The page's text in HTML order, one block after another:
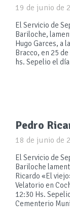
19 de junio de
El Servicio de
Bariloche,
Hugo Garces, a
Bracco, en 25
hs. Sepelio el
Pedro
18 de junio de
El Servicio de
Bariloche
Ricardo «El
Velatorio en
12:30 Hs.
Cementerio